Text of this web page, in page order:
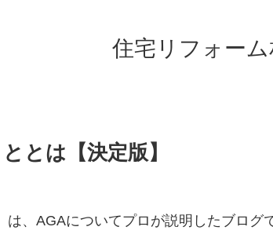
住宅リフォー
とは【決定版】
は、AGAについてプロが説明したブログ